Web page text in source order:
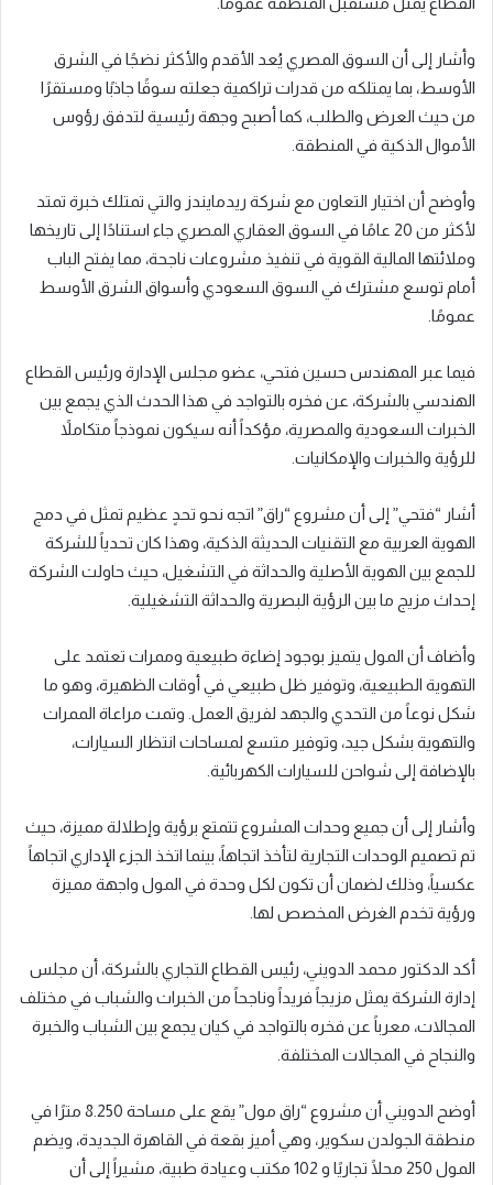
وأشار إلى أن السوق المصري يُعد الأقدم والأكثر نضجًا في الشرق
الأوسط، بما يمتلكه من قدرات تراكمية جعلته سوقًا جاذبًا ومستقرًا
من حيث العرض والطلب، كما أصبح وجهة رئيسية لتدفق رؤوس
الأموال الذكية في المنطقة.
وأوضح أن اختيار التعاون مع شركة ريدمايندز والتي تمتلك خبرة تمتد
لأكثر من 20 عامًا في السوق العقاري المصري جاء استنادًا إلى تاريخها
وملائتها المالية القوية في تنفيذ مشروعات ناجحة، مما يفتح الباب
أمام توسع مشترك في السوق السعودي وأسواق الشرق الأوسط
عمومًا.
فيما عبر المهندس حسين فتحي، عضو مجلس الإدارة ورئيس القطاع
الهندسي بالشركة، عن فخره بالتواجد في هذا الحدث الذي يجمع بين
الخبرات السعودية والمصرية، مؤكداً أنه سيكون نموذجاً متكاملاً
للرؤية والخبرات والإمكانيات.
أشار “فتحي” إلى أن مشروع “راق” اتجه نحو تحدٍ عظيم تمثل في دمج
الهوية العربية مع التقنيات الحديثة الذكية، وهذا كان تحدياً للشركة
للجمع بين الهوية الأصلية والحداثة في التشغيل، حيث حاولت الشركة
إحداث مزيج ما بين الرؤية البصرية والحداثة التشغيلية.
وأضاف أن المول يتميز بوجود إضاءة طبيعية وممرات تعتمد على
التهوية الطبيعية، وتوفير ظل طبيعي في أوقات الظهيرة، وهو ما
شكل نوعاً من التحدي والجهد لفريق العمل. وتمت مراعاة الممرات
والتهوية بشكل جيد، وتوفير متسع لمساحات انتظار السيارات،
بالإضافة إلى شواحن للسيارات الكهربائية.
وأشار إلى أن جميع وحدات المشروع تتمتع برؤية وإطلالة مميزة، حيث
تم تصميم الوحدات التجارية لتأخذ اتجاهاً، بينما اتخذ الجزء الإداري اتجاهاً
عكسياً، وذلك لضمان أن تكون لكل وحدة في المول واجهة مميزة
ورؤية تخدم الغرض المخصص لها.
أكد الدكتور محمد الدويني، رئيس القطاع التجاري بالشركة، أن مجلس
إدارة الشركة يمثل مزيجاً فريداً وناجحاً من الخبرات والشباب في مختلف
المجالات، معرباً عن فخره بالتواجد في كيان يجمع بين الشباب والخبرة
والنجاح في المجالات المختلفة.
أوضح الدويني أن مشروع “راق مول” يقع على مساحة 8.250 مترًا في
منطقة الجولدن سكوير، وهي أميز بقعة في القاهرة الجديدة، ويضم
المول 250 محلًا تجاريًا و 102 مكتب وعيادة طبية، مشيراً إلى أن